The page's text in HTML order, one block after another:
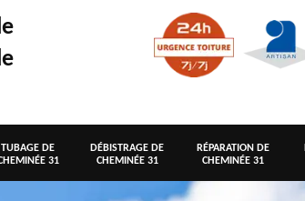
TUBAGE DE
31
DÉBISTRAGE DE
CHEMINÉE 31
RÉPARATION DE
CHEMINÉE 31